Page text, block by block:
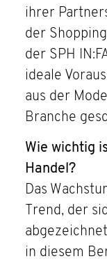
ihrer
der
der SPH
ideale
aus der
Branche
Wie wichtig
Handel?
Das
Trend, der
in diesem